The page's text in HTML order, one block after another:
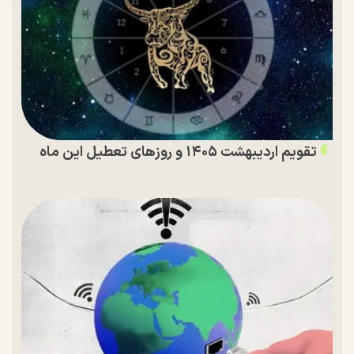
تقویم اردیبهشت ۱۴۰۵ و روز‌های تعطیل این ماه